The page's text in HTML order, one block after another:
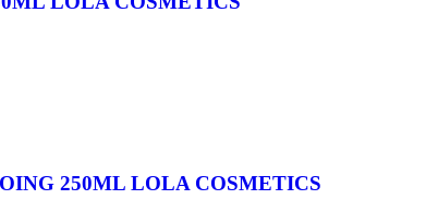
250ML LOLA COSMETICS